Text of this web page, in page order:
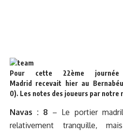
Pour cette 22ème
Madrid recevait hier au
0). Les notes des joueurs par notre
Navas : 8 – Le portier
relativement tranquille,